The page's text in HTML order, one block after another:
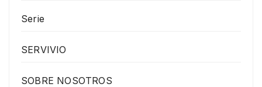
Serie
SERVIVIO
SOBRE NOSOTROS